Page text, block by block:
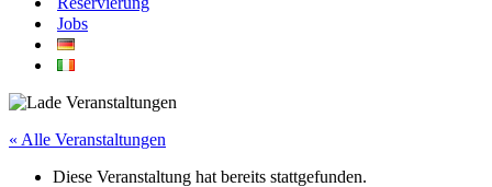
Jobs
« Alle Veranstaltungen
Diese Veranstaltung hat bereits stattgefunden.